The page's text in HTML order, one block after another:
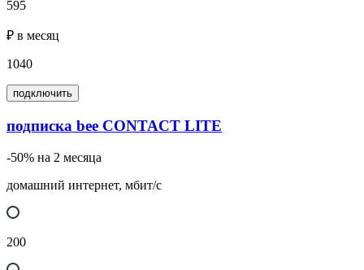
595
₽ в месяц
1040
подключить
подписка bee CONTACT LITE
-50% на 2 месяца
домашний интернет, мбит/с
200